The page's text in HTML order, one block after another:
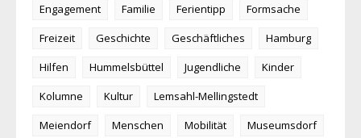
Engagement
Familie Ferientipp
Formsache
Freizeit
Geschichte Geschäftliches
Hamburg
Hilfen
Hummelsbüttel Jugendliche
Kinder
Kolumne
Kultur
Lemsahl-Mellingstedt
Meiendorf
Menschen Mobilität
Museumsdorf